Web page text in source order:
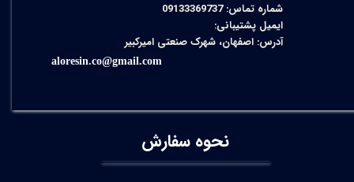
شماره تماس: 09133369737
ایمیل پشتیبانی:
آدرس: اصفهان، شهرک صنعتی امیرکبیر
aloresin.co@gmail.com
نحوه سفارش